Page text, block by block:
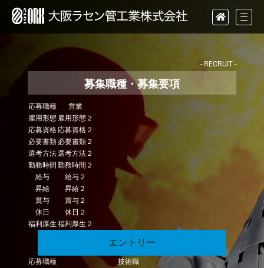
- RECRUIT -
募集職種・募集要項
応募職種
営業
雇用形態 雇用形態２
応募資格 応募資格２
必要書類 必要書類２
選考方法選考方法２
勤務時間 勤務時間２
給与
給与２
昇給
昇給２
賞与
賞与２
休日
休日２
福利厚生 福利厚生２
エントリー
応募職種
技術職